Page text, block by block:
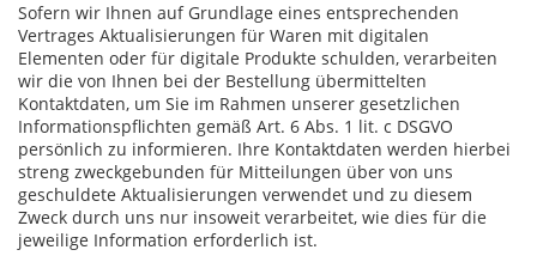
Sofern wir Ihnen auf Grundlage eines entsprechenden
Vertrages Aktualisierungen für Waren mit digitalen
Elementen oder für digitale Produkte schulden, verarbeiten
wir die von Ihnen bei der Bestellung übermittelten
Kontaktdaten, um Sie im Rahmen unserer gesetzlichen
Informationspflichten gemäß Art. 6 Abs. 1 lit. c DSGVO
persönlich zu informieren. Ihre Kontaktdaten werden hierbei
streng zweckgebunden für Mitteilungen über von uns
geschuldete Aktualisierungen verwendet und zu diesem
Zweck durch uns nur insoweit verarbeitet, wie dies für die
jeweilige Information erforderlich ist.